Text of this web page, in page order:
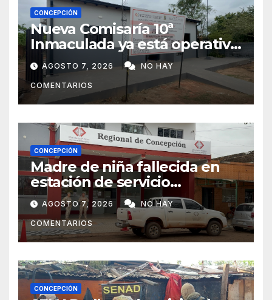
CONCEPCIÓN
Nueva Comisaría 10ª
Inmaculada ya está operativa
tras mudanza de agentes
policiales
AGOSTO 7, 2026 NO HAY
COMENTARIOS
CONCEPCIÓN
Madre de niña fallecida en
estación de servicio
cuestiona avances de la
investigación
AGOSTO 7, 2026 NO HAY
COMENTARIOS
CONCEPCIÓN